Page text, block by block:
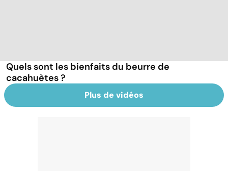
Quels sont les bienfaits du beurre de
cacahuètes ?
Plus de vidéos